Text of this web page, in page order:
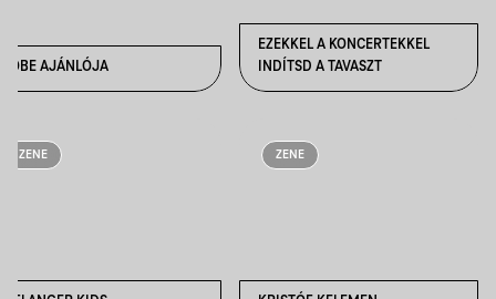
BÖBE AJÁNLÓJA
EZEKKEL A KONCERTEKKEL
INDÍTSD A TAVASZT
ZENE ZENE